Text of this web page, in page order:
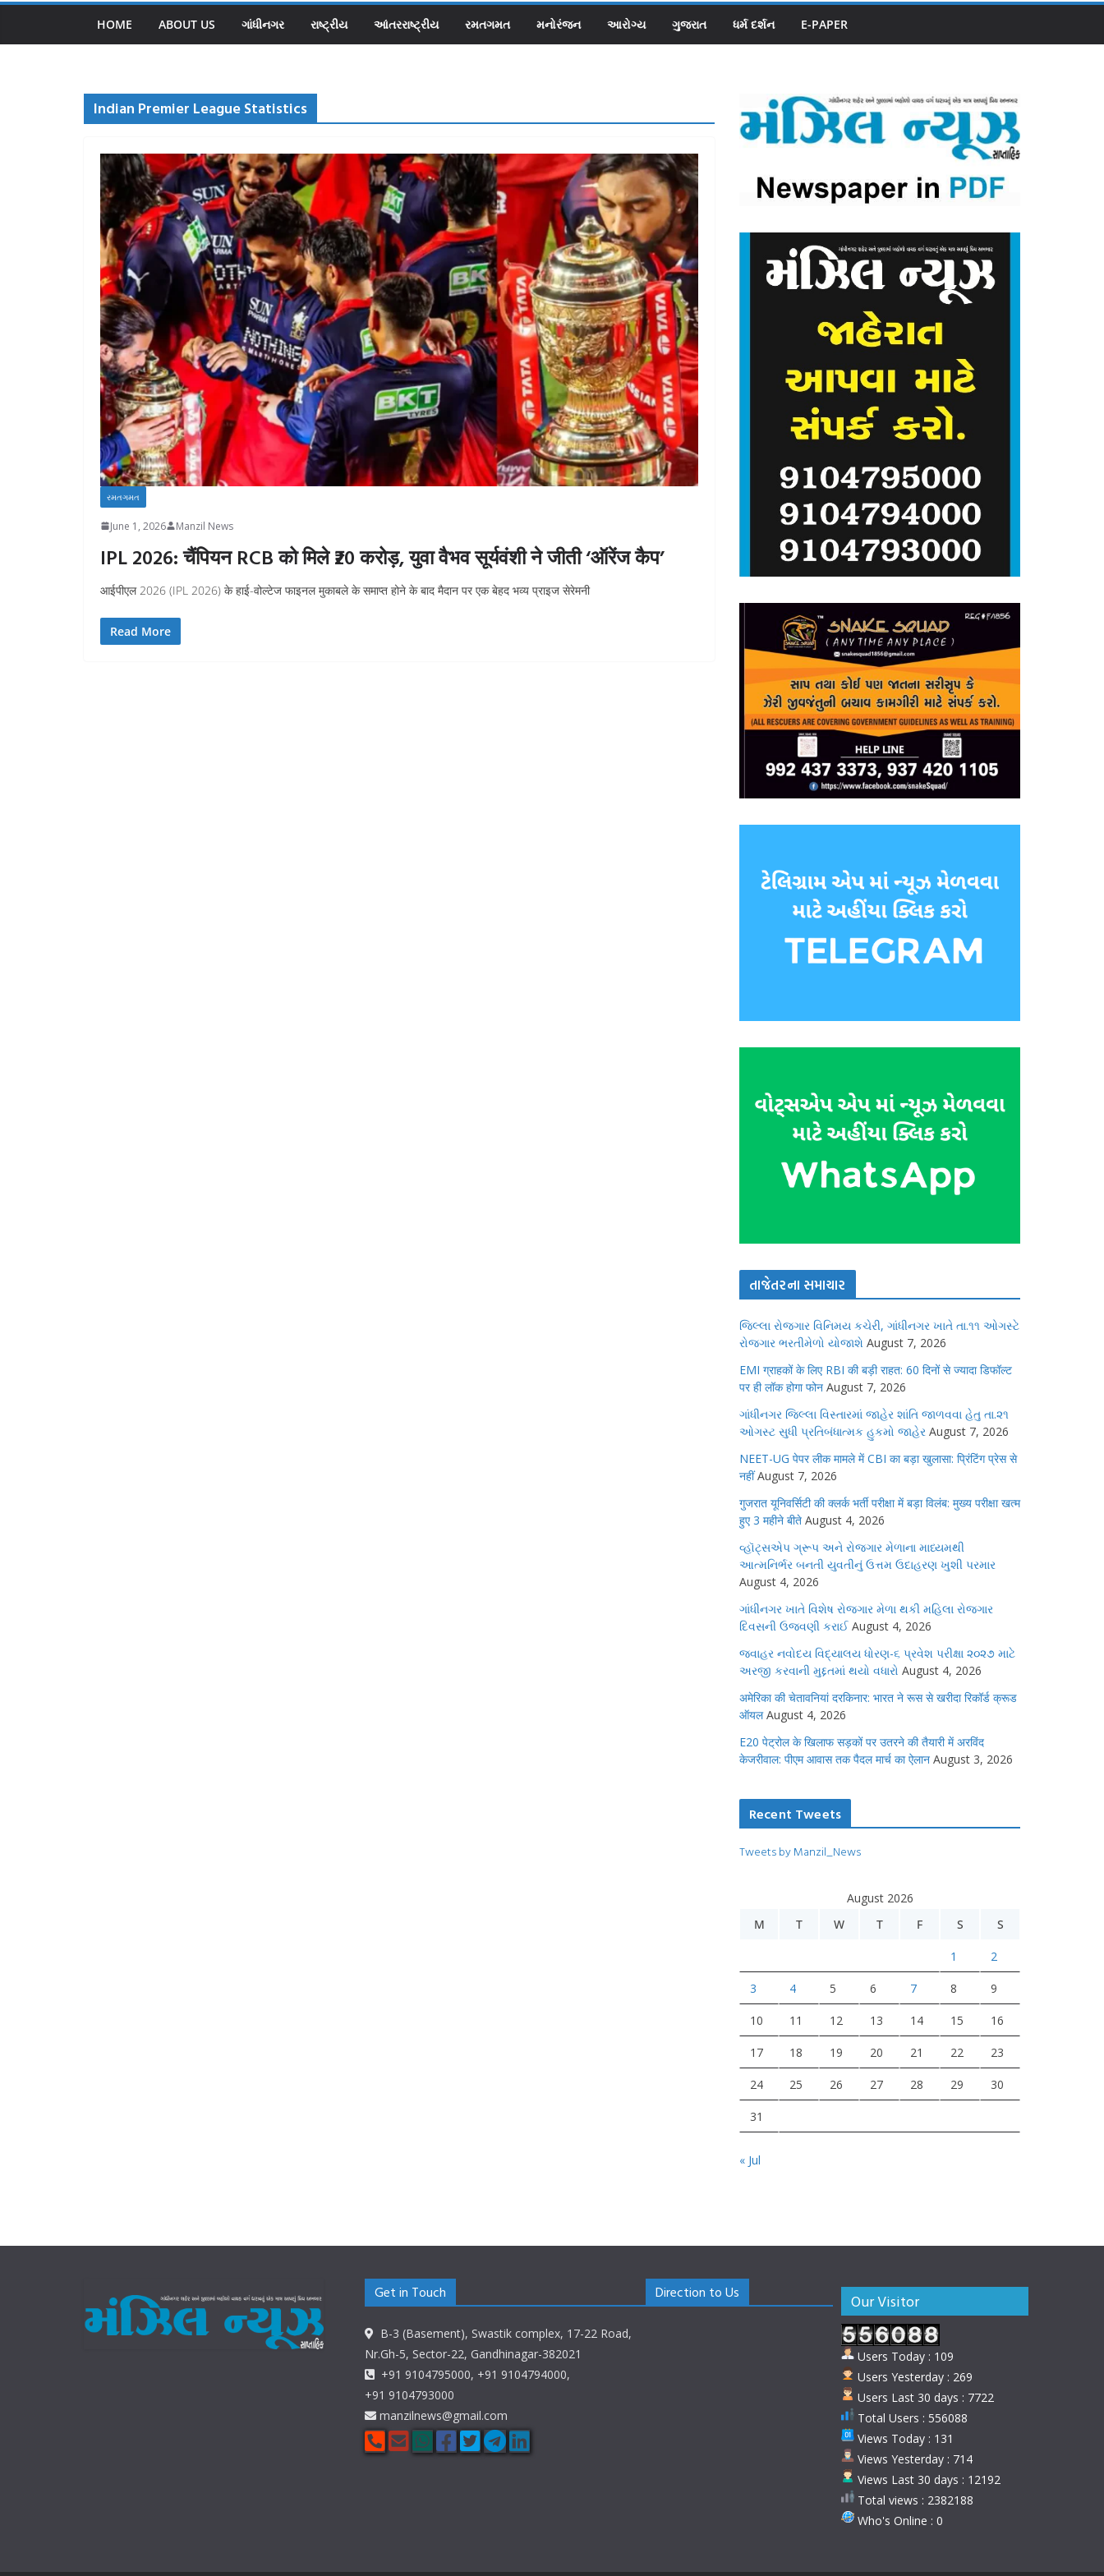
HOME ABOUT US ગાંધીનગર રાષ્ટ્રીય આંતરરાષ્ટ્રીય રમતગમત મનોરંજન આરોગ્ય ગુજરાત ધર્મ દર્શન E-PAPER
Indian Premier League Statistics
રમતગમત
June 1, 2026 Manzil News
IPL 2026: चैंपियन RCB को मिले ₹20 करोड़, युवा वैभव सूर्यवंशी ने जीती ‘ऑरेंज कैप’
आईपीएल 2026 (IPL 2026) के हाई-वोल्टेज फाइनल मुकाबले के समाप्त होने के बाद मैदान पर एक बेहद भव्य प्राइज सेरेमनी
Read More
તાજેતરના સમાચાર
જિલ્લા રોજગાર વિનિમય કચેરી, ગાંધીનગર ખાતે તા.૧૧ ઓગસ્ટે
રોજગાર ભરતીમેળો યોજાશે August 7, 2026
EMI ग्राहकों के लिए RBI की बड़ी राहत: 60 दिनों से ज्यादा डिफॉल्ट
पर ही लॉक होगा फोन August 7, 2026
ગાંધીનગર જિલ્લા વિસ્તારમાં જાહેર શાંતિ જાળવવા હેતુ તા.૨૧
ઓગસ્ટ સુધી પ્રતિબંધાત્મક હુકમો જાહેર August 7, 2026
NEET-UG पेपर लीक मामले में CBI का बड़ा खुलासा: प्रिंटिंग प्रेस से
नहीं August 7, 2026
गुजरात यूनिवर्सिटी की क्लर्क भर्ती परीक्षा में बड़ा विलंब: मुख्य परीक्षा खत्म
हुए 3 महीने बीते August 4, 2026
વ્હૉટ્સએપ ગ્રૂપ અને રોજગાર મેળાના માધ્યમથી
આત્મનિર્ભર બનતી યુવતીનું ઉત્તમ ઉદાહરણ ખુશી પરમાર
August 4, 2026
ગાંધીનગર ખાતે વિશેષ રોજગાર મેળા થકી મહિલા રોજગાર
દિવસની ઉજવણી કરાઈ August 4, 2026
જવાહર નવોદય વિદ્યાલય ધોરણ-૬ પ્રવેશ પરીક્ષા ૨૦૨૭ માટે
અરજી કરવાની મુદ્દતમાં થયો વધારો August 4, 2026
अमेरिका की चेतावनियां दरकिनार: भारत ने रूस से खरीदा रिकॉर्ड क्रूड
ऑयल August 4, 2026
E20 पेट्रोल के खिलाफ सड़कों पर उतरने की तैयारी में अरविंद
केजरीवाल: पीएम आवास तक पैदल मार्च का ऐलान August 3, 2026
Recent Tweets
Tweets by Manzil_News
August 2026
M
T W T F S S
1 2
3 4 5 6 7 8 9
10 11 12 13 14 15 16
17 18 19 20 21 22 23
24 25 26 27 28 29 30
31
« Jul
Get in Touch
B-3 (Basement), Swastik complex, 17-22 Road,
Nr.Gh-5, Sector-22, Gandhinagar-382021
+91 9104795000, +91 9104794000,
+91 9104793000
manzilnews@gmail.com
Direction to Us Our Visitor
Users Today : 109
Users Yesterday : 269
Users Last 30 days : 7722
Total Users : 556088
Views Today : 131
Views Yesterday : 714
Views Last 30 days : 12192
Total views : 2382188
Who's Online : 0